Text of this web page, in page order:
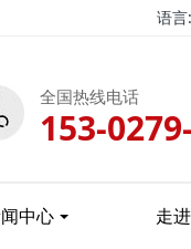
语言:
全国热线电话
153-
中心 走